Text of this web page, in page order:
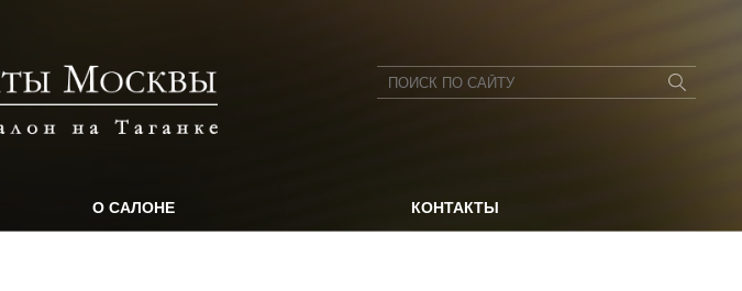
О САЛОНЕ КОНТАКТЫ